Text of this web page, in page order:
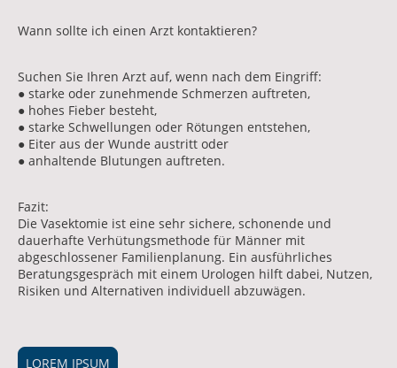
Wann sollte ich einen Arzt kontaktieren?
Suchen Sie Ihren Arzt auf, wenn nach dem Eingriff:
● starke oder zunehmende Schmerzen auftreten,
● hohes Fieber besteht,
● starke Schwellungen oder Rötungen entstehen,
● Eiter aus der Wunde austritt oder
● anhaltende Blutungen auftreten.
Fazit:
Die Vasektomie ist eine sehr sichere, schonende und
dauerhafte Verhütungsmethode für Männer mit
abgeschlossener Familienplanung. Ein ausführliches
Beratungsgespräch mit einem Urologen hilft dabei, Nutzen,
Risiken und Alternativen individuell abzuwägen.
LOREM IPSUM